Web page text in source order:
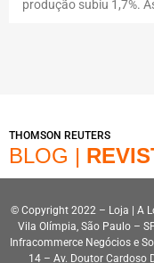
produção subiu 1,7%.
THOMSON REUTERS
BLOG |
© Copyright 2022 – Loja | A
Vila Olímpia, São Paulo –
Infracommerce Negócios e
14 – Av. Doutor Cardoso